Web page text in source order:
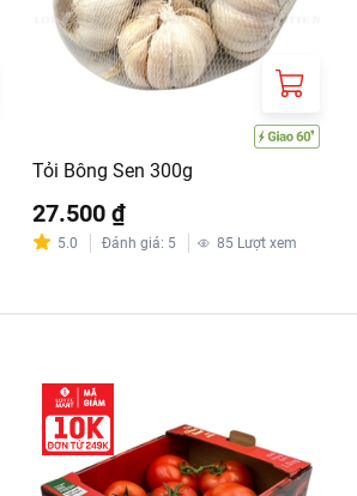
Tỏi Bông Sen 300g
27.500 ₫
5.0 Đánh giá: 5 85 Lượt xem